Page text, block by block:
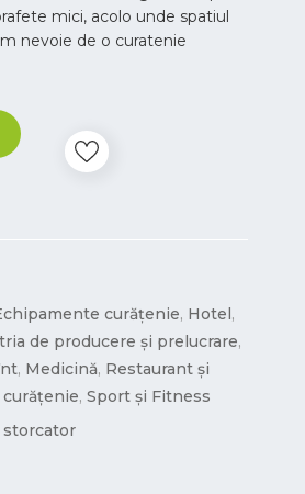
mici, acolo unde spatiul
nevoie de o curatenie
curățenie, Hotel,
de producere și prelucrare,
, Medicină, Restaurant și
curățenie,Sport și Fitness
storcator